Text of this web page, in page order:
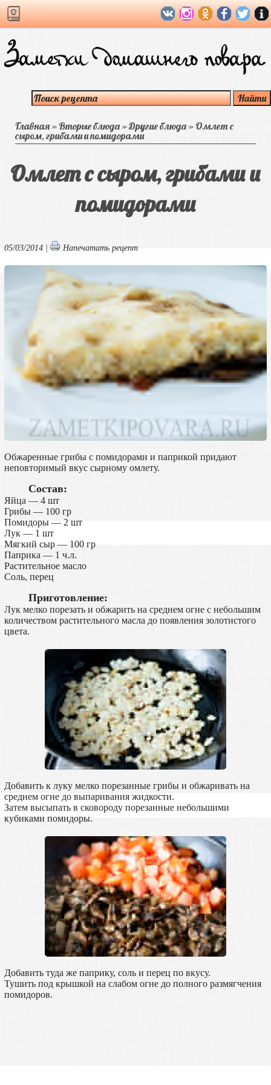
Главная»Вторые блюда»Другие блюда»Омлет с
сыром, грибами и помидорами
Омлет с сыром, грибами и
помидорами
05/03/2014 | Напечатать рецепт
Обжаренные грибы с помидорами и паприкой придают
неповторимый вкус сырному омлету.
Состав:
Яйца — 4 шт
Грибы — 100 гр
Помидоры — 2 шт
Лук — 1 шт
Мягкий сыр — 100 гр
Паприка — 1 ч.л.
Растительное масло
Соль, перец
Приготовление:
Лук мелко порезать и обжарить на среднем огне с небольшим
количеством растительного масла до появления золотистого
цвета.
Добавить к луку мелко порезанные грибы и обжаривать на
среднем огне до выпаривания жидкости.
Затем высыпать в сковороду порезанные небольшими
кубиками помидоры.
Добавить туда же паприку, соль и перец по вкусу.
Тушить под крышкой на слабом огне до полного размягчения
помидоров.